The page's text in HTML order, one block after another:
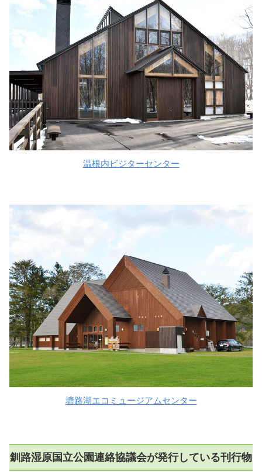
温根内ビジターセンター
塘路湖エコミュージアムセンター
釧路湿原国立公園連絡協議会が発行している刊行物